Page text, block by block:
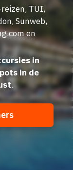
TUI,
Sunweb,
en
in
in de
.